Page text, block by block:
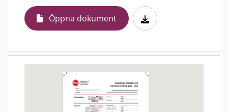
Öppna dokument